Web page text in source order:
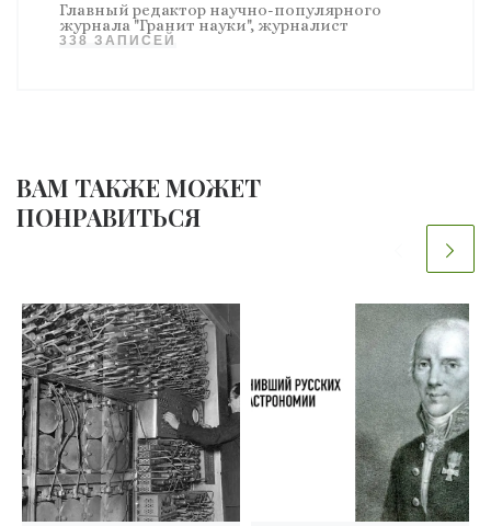
Главный редактор научно-популярного
журнала "Гранит науки", журналист
338 ЗАПИСЕЙ
ВАМ ТАКЖЕ МОЖЕТ
ПОНРАВИТЬСЯ